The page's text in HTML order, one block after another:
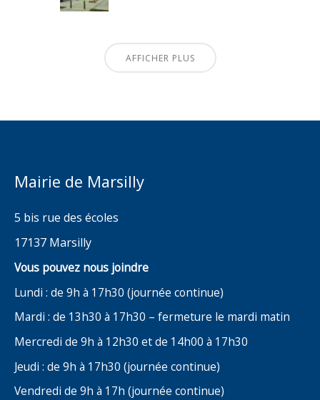
AFFICHER PLUS
Mairie de Marsilly
5 bis rue des écoles
17137 Marsilly
Vous pouvez nous joindre
Lundi : de 9h à 17h30 (journée continue)
Mardi : de 13h30 à 17h30 – fermeture le mardi matin
Mercredi de 9h à 12h30 et de 14h00 à 17h30
Jeudi : de 9h à 17h30 (journée continue)
Vendredi de 9h à 17h (journée continue)